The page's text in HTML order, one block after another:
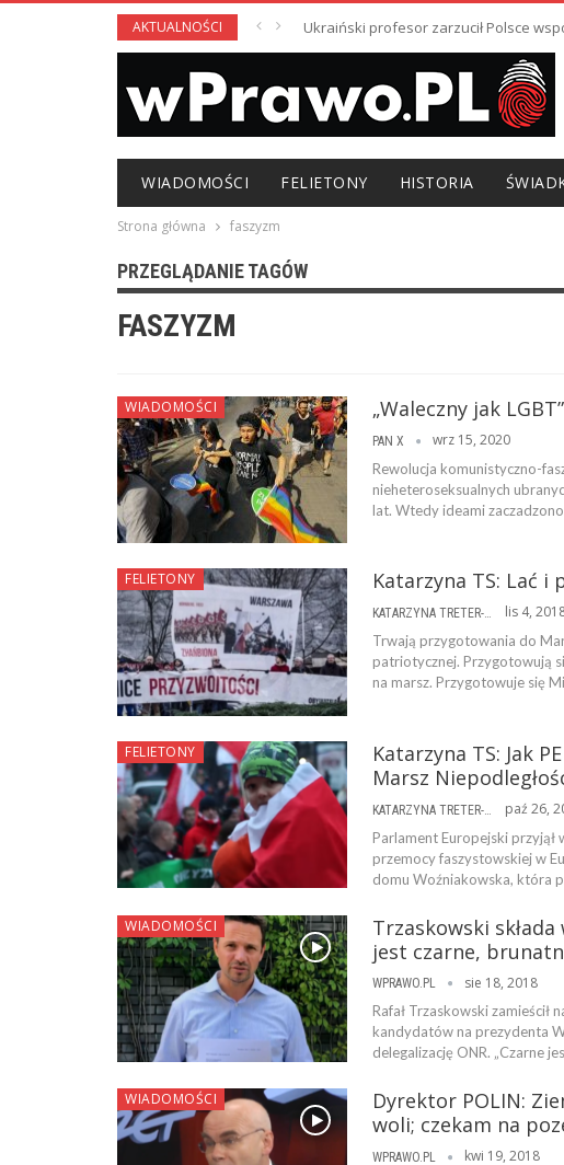
AKTUALNOŚCI Ukraiński profesor zarzucił Polsce
WIADOMOŚCI FELIETONY HISTORIA
Strona główna faszyzm
PRZEGLĄDANIE TAGÓW
FASZYZM
WIADOMOŚCI „Waleczny jak
PAN X wrz 15, 2020
Rewolucja komunistyczno-
nieheteroseksualnych
lat. Wtedy ideami
FELIETONY Katarzyna TS: Lać
KATARZYNA TRETER-SIERPIŃSKA lis 4,
Trwają przygotowania do
patriotycznej. Przygotowują
na marsz. Przygotowuje się
FELIETONY
Katarzyna TS: Jak
Marsz
paź 26,
Parlament Europejski
przemocy faszystowskiej w
domu Woźniakowska, która
WIADOMOŚCI
Trzaskowski składa
jest czarne,
WPRAWO.PL sie 18, 2018
Rafał Trzaskowski
kandydatów na prezydenta
delegalizację ONR. „Czarne
WIADOMOŚCI
Dyrektor POLIN:
woli; czekam na
WPRAWO.PL kwi 19, 2018